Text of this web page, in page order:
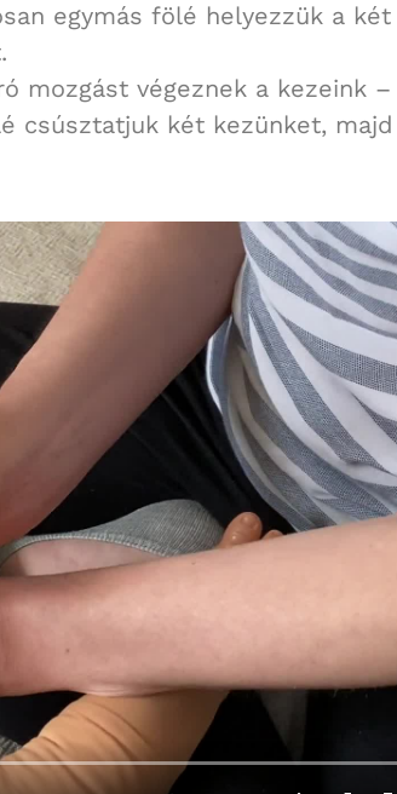
egymás fölé helyezzük a két
mozgást végeznek a kezeink –
csúsztatjuk két kezünket, majd